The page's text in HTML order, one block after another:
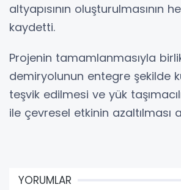
altyapısının oluşturulmasının
kaydetti.
Projenin tamamlanmasıyla
demiryolunun entegre şekilde
teşvik edilmesi ve yük
ile çevresel etkinin azaltılması
YORUMLAR